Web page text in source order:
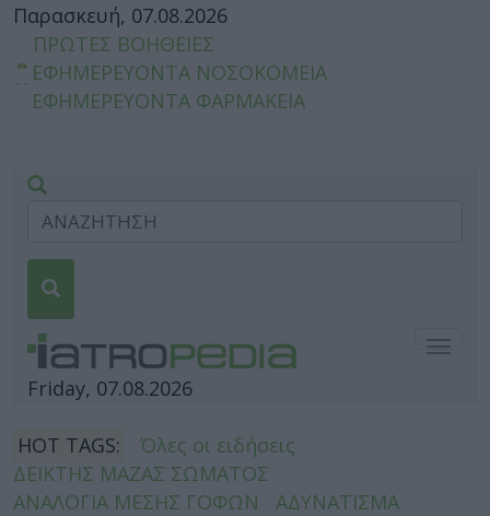
Παρασκευή, 07.08.2026
ΠΡΩΤΕΣ ΒΟΗΘΕΙΕΣ
ΕΦΗΜΕΡΕΥΟΝΤΑ ΝΟΣΟΚΟΜΕΙΑ
ΕΦΗΜΕΡΕΥΟΝΤΑ ΦΑΡΜΑΚΕΙΑ
Friday, 07.08.2026
HOT TAGS:
Όλες οι ειδήσεις
ΔΕΙΚΤΗΣ ΜΑΖΑΣ ΣΩΜΑΤΟΣ
ΑΝΑΛΟΓΙΑ ΜΕΣΗΣ ΓΟΦΩΝ
ΑΔΥΝΑΤΙΣΜΑ